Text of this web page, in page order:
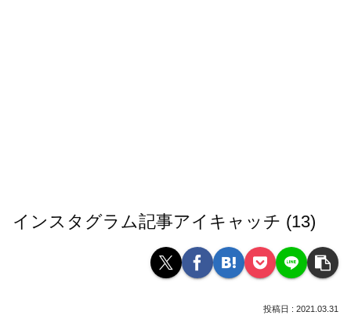
インスタグラム記事アイキャッチ (13)
2021.03.31